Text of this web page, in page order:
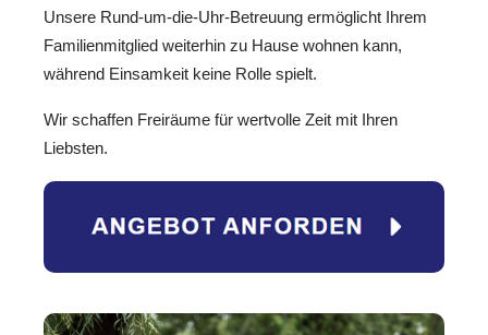
Unsere Rund-um-die-Uhr-Betreuung ermöglicht Ihrem
Familienmitglied weiterhin zu Hause wohnen kann,
während Einsamkeit keine Rolle spielt.
Wir schaffen Freiräume für wertvolle Zeit mit Ihren
Liebsten.